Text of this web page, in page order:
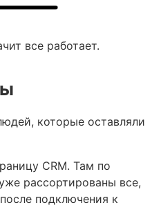
все работает.
которые оставляли
CRM. Там по
рассортированы все,
подключения к